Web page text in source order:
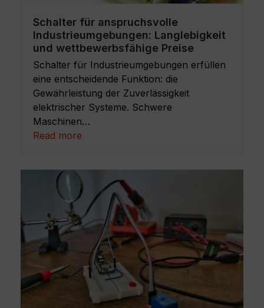
Schalter für anspruchsvolle
Industrieumgebungen: Langlebigkeit
und wettbewerbsfähige Preise
Schalter für Industrieumgebungen erfüllen
eine entscheidende Funktion: die
Gewährleistung der Zuverlässigkeit
elektrischer Systeme. Schwere
Maschinen…
Read more